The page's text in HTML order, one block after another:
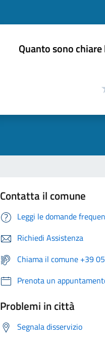
Quanto sono
Contatta il comune
Leggi le domande
Richiedi Assistenza
Chiama il comune +39
Prenota un
Problemi in città
Segnala disservizio